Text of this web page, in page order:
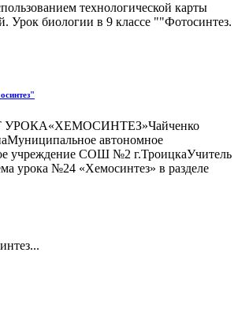
технологической карты
Урок биологии в 9 классе ""Фотосинтез.
автономное
учреждение СОШ №2 г.ТроицкаУчитель
урока №24 «Хемосинтез» в разделе